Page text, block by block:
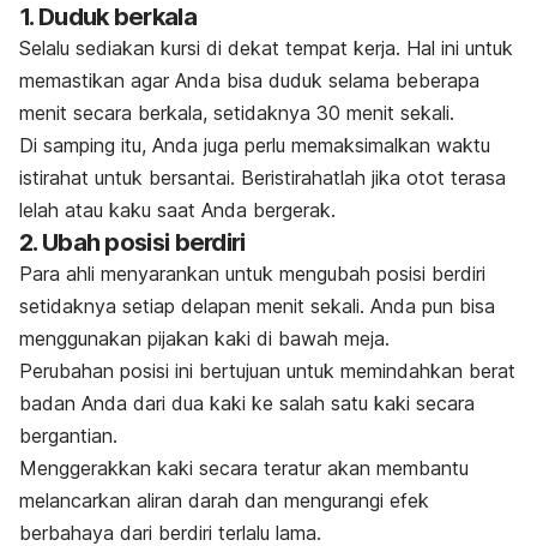
1. Duduk berkala
Selalu sediakan kursi di dekat tempat kerja. Hal ini untuk
memastikan agar Anda bisa duduk selama beberapa
menit secara berkala, setidaknya 30 menit sekali.
Di samping itu, Anda juga perlu memaksimalkan waktu
istirahat untuk bersantai. Beristirahatlah jika otot terasa
lelah atau kaku saat Anda bergerak.
2. Ubah posisi berdiri
Para ahli menyarankan untuk mengubah posisi berdiri
setidaknya setiap delapan menit sekali. Anda pun bisa
menggunakan pijakan kaki di bawah meja.
Perubahan posisi ini bertujuan untuk memindahkan berat
badan Anda dari dua kaki ke salah satu kaki secara
bergantian.
Menggerakkan kaki secara teratur akan membantu
melancarkan aliran darah dan mengurangi efek
berbahaya dari berdiri terlalu lama.